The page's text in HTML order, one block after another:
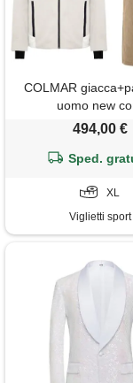
COLMAR
uomo new
494,00 €
Sped.
XL
Viglietti sport